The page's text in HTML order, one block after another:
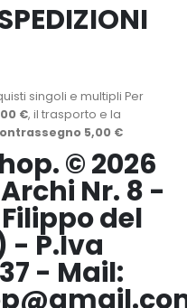
singoli e multipli Per
€, il trasporto e la
5,00 €
© 2026
Nr. 8 -
del
- P.Iva
- Mail: